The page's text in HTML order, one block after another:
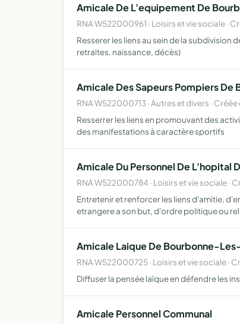
Amicale De L'equipement De
RNA W522000961 · Loisirs et vie sociale ·
Resserer les liens au sein de la
retraites, naissance, décès)
Amicale Des Sapeurs Pompiers De
RNA W522000713 · Autres et divers · Créée
Resserrer les liens en promouvant des
des manifestations à caractère sportifs
Amicale Du Personnel De L'hopital
RNA W522000784 · Loisirs et vie sociale ·
Entretenir et renforcer les liens d'amitie,
etrangere a son but, d'ordre politique ou
Amicale Laique De Bourbonne-
RNA W522000725 · Loisirs et vie sociale ·
Diffuser la pensée laïque en défendre les
Amicale Personnel Communal